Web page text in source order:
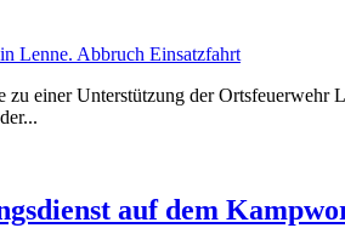
einer Unterstützung der
auf dem